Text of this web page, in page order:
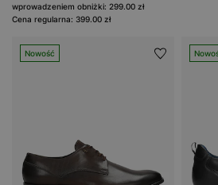
wprowadzeniem obniżki: 299.00 zł
Cena regularna: 399.00 zł
Nowość